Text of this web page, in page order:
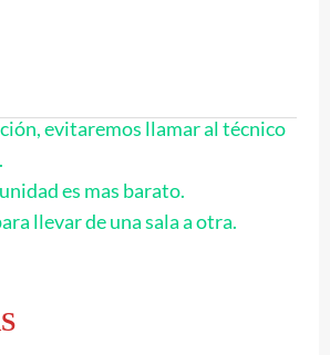
evitaremos llamar al técnico
es mas barato.
llevar de una sala a otra.